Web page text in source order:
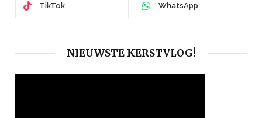
TikTok WhatsApp
NIEUWSTE KERSTVLOG!